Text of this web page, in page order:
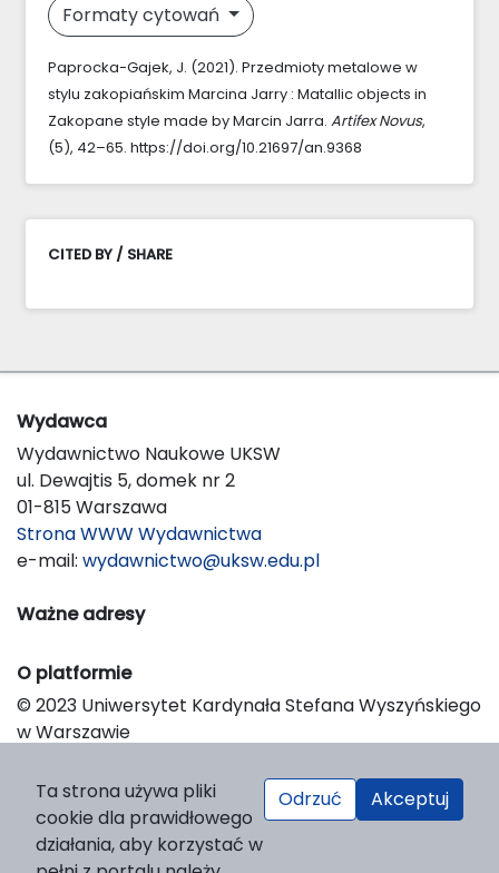
Formaty cytowań
Paprocka-Gajek, J. (2021). Przedmioty metalowe w
stylu zakopiańskim Marcina Jarry : Matallic objects in
Zakopane style made by Marcin Jarra. Artifex Novus,
(5), 42–65. https://doi.org/10.21697/an.9368
CITED BY / SHARE
Wydawca
Wydawnictwo Naukowe UKSW
ul. Dewajtis 5, domek nr 2
01-815 Warszawa
Strona WWW Wydawnictwa
e-mail: wydawnictwo@uksw.edu.pl
Ważne adresy
O platformie
© 2023 Uniwersytet Kardynała Stefana Wyszyńskiego
w Warszawie
Platform & Workflow by OJS/PKP
Ta strona używa pliki
cookie dla prawidłowego
działania, aby korzystać w
Odrzuć Akceptuj